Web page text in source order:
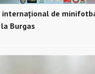
internațional de
Burgas